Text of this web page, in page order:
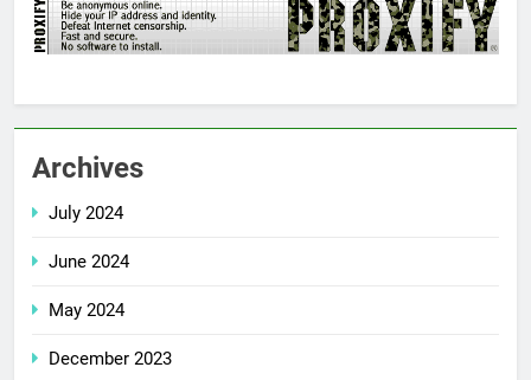
Archives
July 2024
June 2024
May 2024
December 2023